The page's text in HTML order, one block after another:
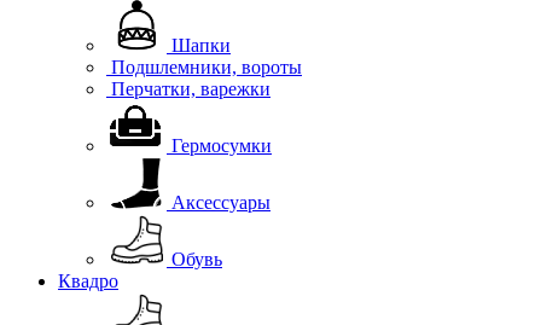
Шапки
Подшлемники, вороты
Перчатки, варежки
Гермосумки
Аксессуары
Обувь
Квадро